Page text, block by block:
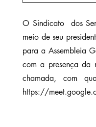
O Sindicato  dos
meio de seu
para a Assembleia
com a presença da
chamada, com
https://